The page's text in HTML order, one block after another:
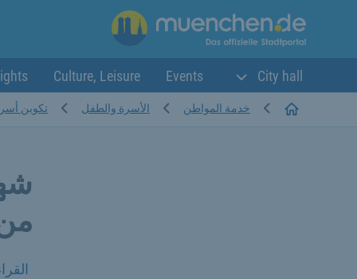
City hall
Events
Culture, Leisure
Startseiteخدمة المواطن الأسرة والطفل تكوين
من